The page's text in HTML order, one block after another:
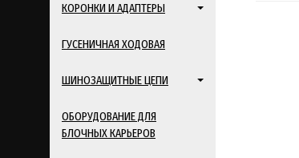
КОРОНКИ И АДАПТЕРЫ
ГУСЕНИЧНАЯ ХОДОВАЯ
ШИНОЗАЩИТНЫЕ ЦЕПИ
ОБОРУДОВАНИЕ ДЛЯ
БЛОЧНЫХ КАРЬЕРОВ